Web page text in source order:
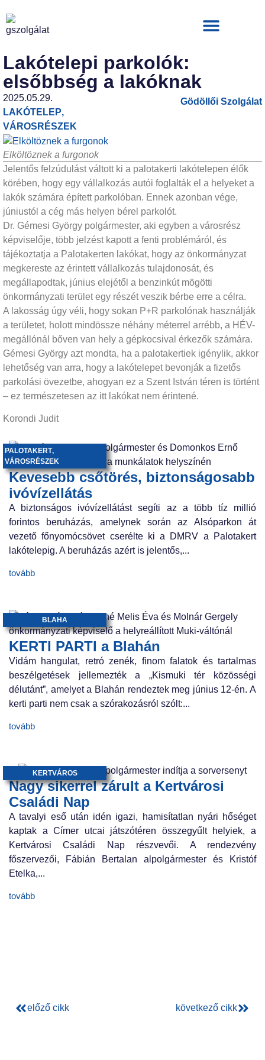
Lakótelepi parkolók:
elsőbbség a lakóknak
2025.05.29.
LAKÓTELEP,
VÁROSRÉSZEK
Gödöllői Szolgálat
Elköltöznek a furgonok
Jelentős felzúdulást váltott ki a palotakerti lakótelepen élők
körében, hogy egy vállalkozás autói foglalták el a helyeket a
lakók számára épített parkolóban. Ennek azonban vége,
júniustól a cég más helyen bérel parkolót.
Dr. Gémesi György polgármester, aki egyben a városrész
képviselője, több jelzést kapott a fenti problémáról, és
tájékoztatja a Palotakerten lakókat, hogy az önkormányzat
megkereste az érintett vállalkozás tulajdonosát, és
megállapodtak, június elejétől a benzinkút mögötti
önkormányzati terület egy részét veszik bérbe erre a célra.
A lakosság úgy véli, hogy sokan P+R parkolónak használják
a területet, holott mindössze néhány méterrel arrébb, a HÉV-
megállónál bőven van hely a gépkocsival érkezők számára.
Gémesi György azt mondta, ha a palotakertiek igénylik, akkor
lehetőség van arra, hogy a lakótelepet bevonják a fizetős
parkolási övezetbe, ahogyan ez a Szent István téren is történt
– ez természetesen az itt lakókat nem érintené.
Korondi Judit
Kevesebb csőtörés, biztonságosabb
ivóvízellátás
PALOTAKERT,
VÁROSRÉSZEK
A biztonságos ivóvízellátást segíti az a több tíz millió
forintos beruházás, amelynek során az Alsóparkon át
vezető főnyomócsövet cserélte ki a DMRV a Palotakert
lakótelepig. A beruházás azért is jelentős,...
tovább
KERTI PARTI a Blahán
BLAHA
Vidám hangulat, retró zenék, finom falatok és tartalmas
beszélgetések jellemezték a „Kismuki tér közösségi
délutánt”, amelyet a Blahán rendeztek meg június 12-én. A
kerti parti nem csak a szórakozásról szólt:...
tovább
Nagy sikerrel zárult a Kertvárosi
Családi Nap
KERTVÁROS
A tavalyi eső után idén igazi, hamisítatlan nyári hőséget
kaptak a Címer utcai játszótéren összegyűlt helyiek, a
Kertvárosi Családi Nap részvevői. A rendezvény
főszervezői, Fábián Bertalan alpolgármester és Kristóf
Etelka,...
tovább
előző cikk következő cikk